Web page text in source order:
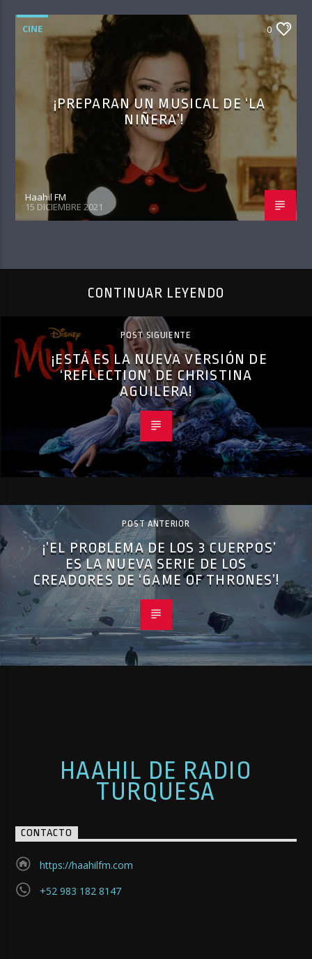
CINE 0
¡PREPARAN UN MUSICAL DE ‘LA
NIÑERA’!
Haahil FM
15 DICIEMBRE 2021
CONTINUAR LEYENDO
POST SIGUIENTE
¡ESTÁ ES LA NUEVA VERSIÓN DE
‘REFLECTION’ DE CHRISTINA
AGUILERA!
POST ANTERIOR
¡’EL PROBLEMA DE LOS 3 CUERPOS’
ES LA NUEVA SERIE DE LOS
CREADORES DE ‘GAME OF THRONES’!
HAAHIL DE RADIO
TURQUESA
CONTACTO
https://haahilfm.com
+52 983 182 8147